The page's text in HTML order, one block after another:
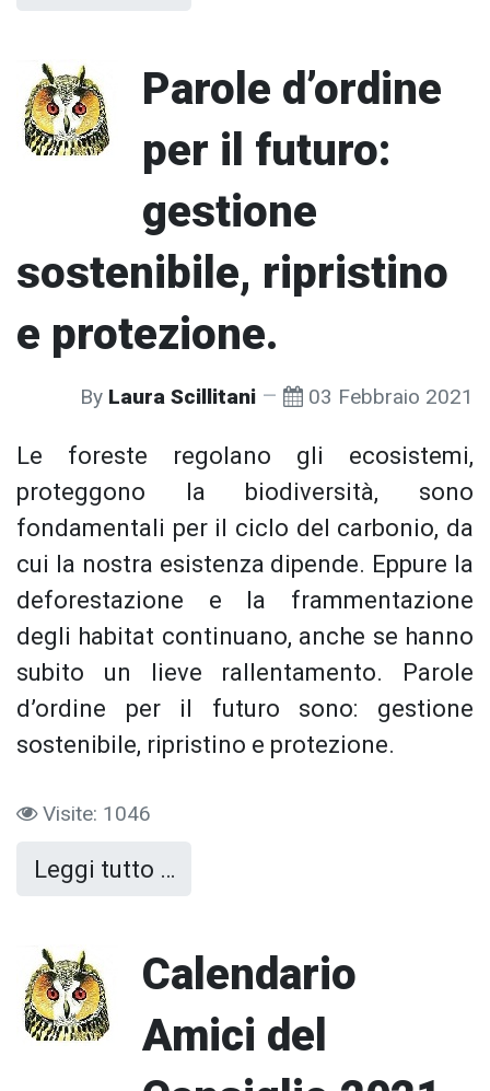
Parole d’ordine
per il futuro:
gestione
sostenibile, ripristino
e protezione.
By Laura Scillitani 03 Febbraio 2021
Le foreste regolano gli ecosistemi,
proteggono la biodiversità, sono
fondamentali per il ciclo del carbonio, da
cui la nostra esistenza dipende. Eppure la
deforestazione e la frammentazione
degli habitat continuano, anche se hanno
subito un lieve rallentamento. Parole
d’ordine per il futuro sono: gestione
sostenibile, ripristino e protezione.
Visite: 1046
Leggi tutto …
Calendario
Amici del